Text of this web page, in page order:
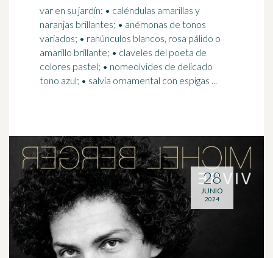
var en su jardín: • caléndulas amarillas y
naranjas brillantes; • anémonas de tonos
variados; • ranúnculos blancos, rosa pálido o
amarillo brillante; • claveles del poeta de
colores pastel; • nomeolvides de delicado
tono azul; • salvia ornamental con espigas ...
28
JUNIO
2024